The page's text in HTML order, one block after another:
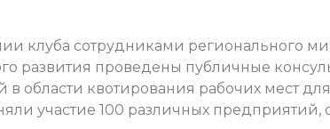
клуба сотрудниками регионального
развития проведены публичные
области квотирования рабочих мест
участие 100 различных